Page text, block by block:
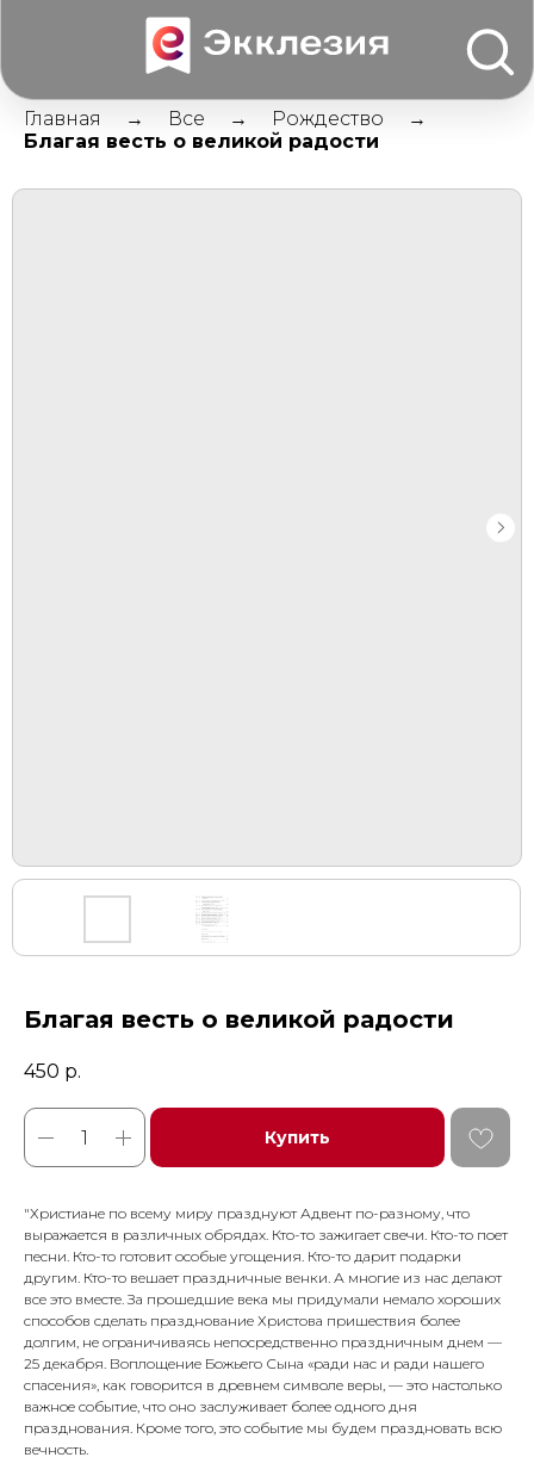
Главная Все
Рождество
Благая весть о великой радости
Благая весть о великой радости
450 р.
Купить
"Христиане по всему миру празднуют Адвент по-разному, что
выражается в различных обрядах. Кто-то зажигает свечи. Кто-то поет
песни. Кто-то готовит особые угощения. Кто-то дарит подарки
другим. Кто-то вешает праздничные венки. А многие из нас делают
все это вместе. За прошедшие века мы придумали немало хороших
способов сделать празднование Христова пришествия более
долгим, не ограничиваясь непосредственно праздничным днем —
25 декабря. Воплощение Божьего Сына «ради нас и ради нашего
спасения», как говорится в древнем символе веры, — это настолько
важное событие, что оно заслуживает более одного дня
празднования. Кроме того, это событие мы будем праздновать всю
вечность.